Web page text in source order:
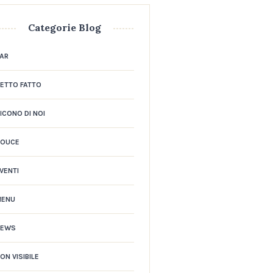
Categorie Blog
FATTO
DI NOI
VISIBILE